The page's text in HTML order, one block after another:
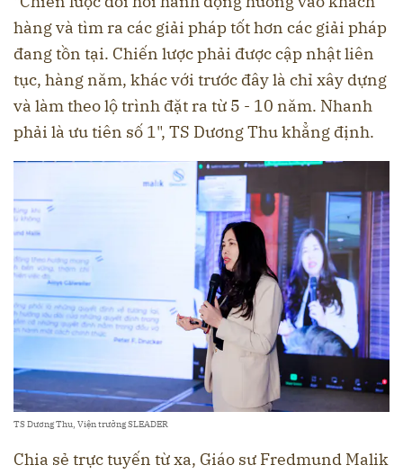
hàng và tìm ra các giải pháp tốt hơn các giải pháp
đang tồn tại. Chiến lược phải được cập nhật liên
tục, hàng năm, khác với trước đây là chỉ xây dựng
và làm theo lộ trình đặt ra từ 5 - 10 năm. Nhanh
phải là ưu tiên số 1", TS Dương Thu khẳng định.
TS Dương Thu, Viện trưởng SLEADER
Chia sẻ trực tuyến từ xa, Giáo sư Fredmund Malik